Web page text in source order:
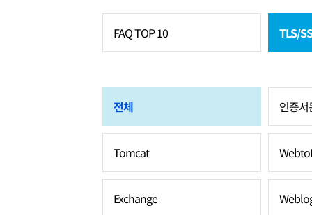
FAQ TOP 10 TLS/
전체 인증서
Tomcat
Exchange